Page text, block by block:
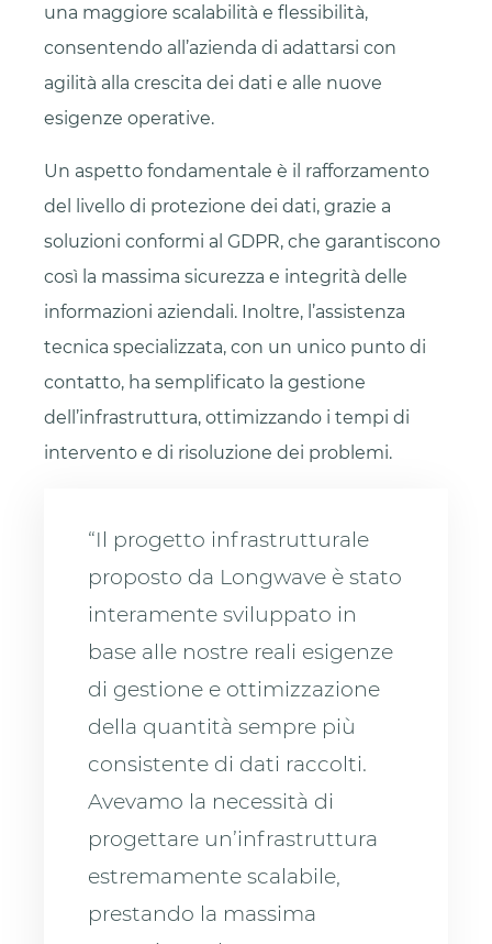
una maggiore scalabilità e flessibilità,
consentendo all’azienda di adattarsi con
agilità alla crescita dei dati e alle nuove
esigenze operative.
Un aspetto fondamentale è il rafforzamento
del livello di protezione dei dati, grazie a
soluzioni conformi al GDPR, che garantiscono
così la massima sicurezza e integrità delle
informazioni aziendali. Inoltre, l’assistenza
tecnica specializzata, con un unico punto di
contatto, ha semplificato la gestione
dell’infrastruttura, ottimizzando i tempi di
intervento e di risoluzione dei problemi.
“Il progetto infrastrutturale
proposto da Longwave è stato
interamente sviluppato in
base alle nostre reali esigenze
di gestione e ottimizzazione
della quantità sempre più
consistente di dati raccolti.
Avevamo la necessità di
progettare un’infrastruttura
estremamente scalabile,
prestando la massima